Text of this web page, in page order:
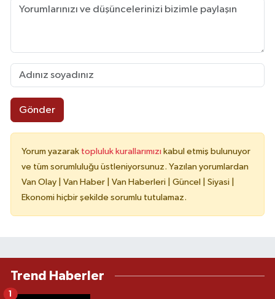
Gönder
Yorum yazarak topluluk kurallarımızı kabul etmiş bulunuyor
ve tüm sorumluluğu üstleniyorsunuz. Yazılan yorumlardan
Van Olay | Van Haber | Van Haberleri | Güncel | Siyasi |
Ekonomi hiçbir şekilde sorumlu tutulamaz.
Trend Haberler
1